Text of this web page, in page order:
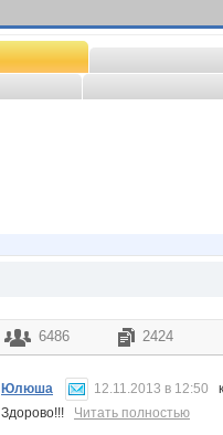
6486 2424
Юлюша 12.11.2013 в 12:50
Здорово!!! Читать полностью